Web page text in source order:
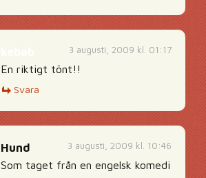
3 augusti, 2009 kl. 01:17
En riktigt tönt!!
Svara
3 augusti, 2009 kl. 10:46
Hund
Som taget från en engelsk komedi